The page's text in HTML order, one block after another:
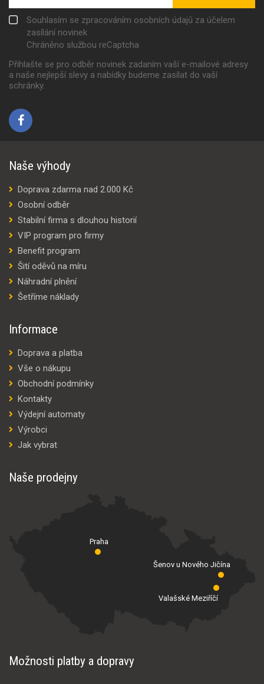
Souhlasím se zpracováním osobních údajů za účelem
zasílání novinek
Chráněno službou reCaptcha
Přihlašte se pro odběr novinek zadaním vaší e-mailové adresy
a naše nejlepší slevy a nabídky budeme zasílat do vaší
schránky.
Naše výhody
Doprava zdarma nad 2.000 Kč
Osobní odběr
Stabilní firma s dlouhou historií
VIP program pro firmy
Benefit program
Šití oděvů na míru
Náhradní plnění
Šetříme náklady
Informace
Doprava a platba
Vše o nákupu
Obchodní podmínky
Kontakty
Výdejní automaty
Výrobci
Jak vybrat
Naše prodejny
Praha
Valašské Meziříčí
Šenov u Nového Jičína
Možnosti platby a dopravy